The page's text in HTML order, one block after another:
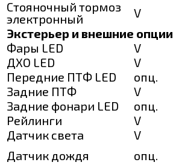
Стояночный тормоз
электронный
V
Экстерьер и внешние опции
Фары LED
V
ДХО LED
V
Передние ПТФ LED
опц.
Задние ПТФ
V
Задние фонари LED
опц.
Рейлинги
V
Датчик света
V
Датчик дождя
опц.